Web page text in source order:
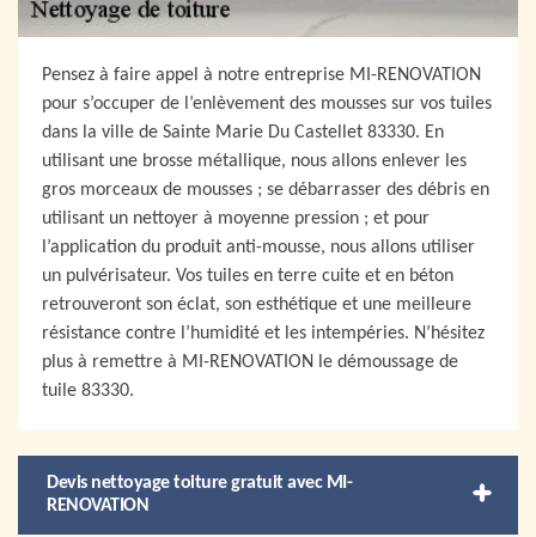
Pensez à faire appel à notre entreprise MI-RENOVATION
pour s’occuper de l’enlèvement des mousses sur vos tuiles
dans la ville de Sainte Marie Du Castellet 83330. En
utilisant une brosse métallique, nous allons enlever les
gros morceaux de mousses ; se débarrasser des débris en
utilisant un nettoyer à moyenne pression ; et pour
l’application du produit anti-mousse, nous allons utiliser
un pulvérisateur. Vos tuiles en terre cuite et en béton
retrouveront son éclat, son esthétique et une meilleure
résistance contre l’humidité et les intempéries. N’hésitez
plus à remettre à MI-RENOVATION le démoussage de
tuile 83330.
Devis nettoyage toiture gratuit avec MI-
RENOVATION